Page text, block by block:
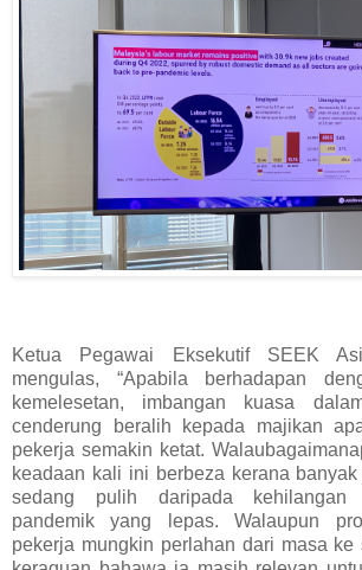
Ketua Pegawai Eksekutif SEEK
mengulas, “Apabila berhadapan
kemelesetan, imbangan kuasa
cenderung beralih kepada majikan
pekerja semakin ketat.
keadaan kali ini berbeza kerana
sedang pulih daripada kehilangan
pandemik yang lepas. Walaupun
pekerja mungkin perlahan dari masa ke